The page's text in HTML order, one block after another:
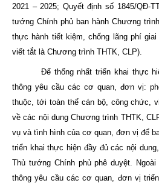
2021 – 2025; Quyết định số 1845/QĐ-
tướng Chính phủ ban hành Chương
thực hành tiết kiệm, chống lãng phí
viết tắt là Chương trình THTK, CLP).
Để thống nhất triển khai thực
thông yêu cầu các cơ quan, đơn vị:
thuộc, tới toàn thể cán bộ, công chức,
về các nội dung Chương trình THTK,
vụ và tình hình của cơ quan, đơn vị để
triển khai thực hiện đầy đủ các nội
Thủ tướng Chính phủ phê duyệt.
thông yêu cầu các cơ quan, đơn vị